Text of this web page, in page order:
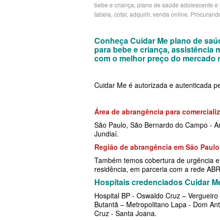
CUIDAR ME PLANO DE SAÚDE
GARANTIA GS PLANO DE SAÚDE
GOLDEN CROSS PLANO
INTERCLINICAS PLANO DE SAÚDE
KIPP PLANO DE SAÚDE
MEDICAL HEALTH PLANO DE
EMPRESARIAL
PLANO DE SAÚDE CAIXA
PLANO DE SAÚDE CUIDAR ME
PLANO DE SAÚDE GARANTIA GS SAÚDE
PLANO DE SAÚDE GOLDEN CARE
PLANO DE SAÚDE GNDI
PLANO DE SAÚDE INTERMÉDICA
PLANO DE SAÚDE GREENLINE
CRUZ AZUL PLANO DE
GARANTIA GS PLANO
GNDI PLANO DE
MEDIAL PLANO DE
ONE HEALTH PLANO
SANTARIS PLANO DE
bebe e criança, plano de saúde adolescente
tabela, cotar, adquirir, venda online.
Conheça Cuidar Me plano de
para bebe e criança, assistência
com o melhor preço do mercado
Cuidar Me é autorizada e autenticada
Área de abrangência para
São Paulo, São Bernardo do Campo -
Jundiaí.
Região de abrangência em São
Também temos cobertura de urgência
residência, em parceria com a rede
Hospitais credenciados Cuidar
Hospital BP - Oswaldo Cruz –
Butantã – Metropolitano Lapa - Dom
Cruz - Santa Joana.